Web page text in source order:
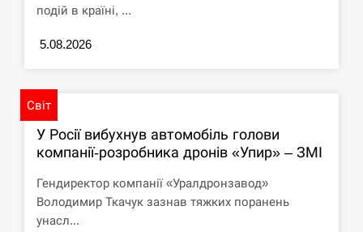
подій в країні, ...
5.08.2026
Світ
У Росії вибухнув автомобіль голови
компанії-розробника дронів «Упир» – ЗМІ
Гендиректор компанії «Уралдронзавод»
Володимир Ткачук зазнав тяжких поранень
унасл...